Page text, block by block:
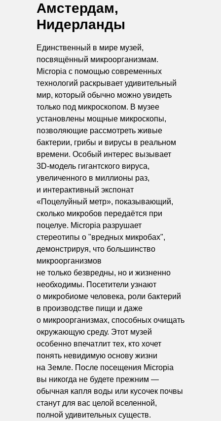
Амстердам,
Нидерланды
Единственный в мире музей,
посвящённый микроорганизмам.
Micropia с помощью современных
технологий раскрывает удивительный
мир, который обычно можно увидеть
только под микроскопом. В музее
установлены мощные микроскопы,
позволяющие рассмотреть живые
бактерии, грибы и вирусы в реальном
времени. Особый интерес вызывает
3D-модель гигантского вируса,
увеличенного в миллионы раз,
и интерактивный экспонат
«Поцелуйный метр», показывающий,
сколько микробов передаётся при
поцелуе. Micropia разрушает
стереотипы о "вредных микробах",
демонстрируя, что большинство
микроорганизмов
не только безвредны, но и жизненно
необходимы. Посетители узнают
о микробиоме человека, роли бактерий
в производстве пищи и даже
о микроорганизмах, способных очищать
окружающую среду. Этот музей
особенно впечатлит тех, кто хочет
понять невидимую основу жизни
на Земле. После посещения Micropia
вы никогда не будете прежним —
обычная капля воды или кусочек почвы
станут для вас целой вселенной,
полной удивительных существ.